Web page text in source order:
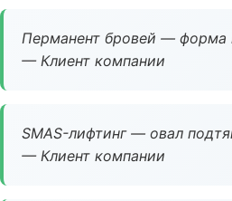
Перманент бровей — форма
— Клиент компании
SMAS-лифтинг — овал
— Клиент компании